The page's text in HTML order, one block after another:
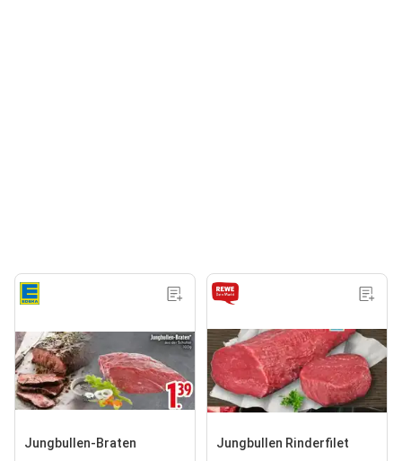
Jungbullen-Braten Jungbullen Rinderfilet